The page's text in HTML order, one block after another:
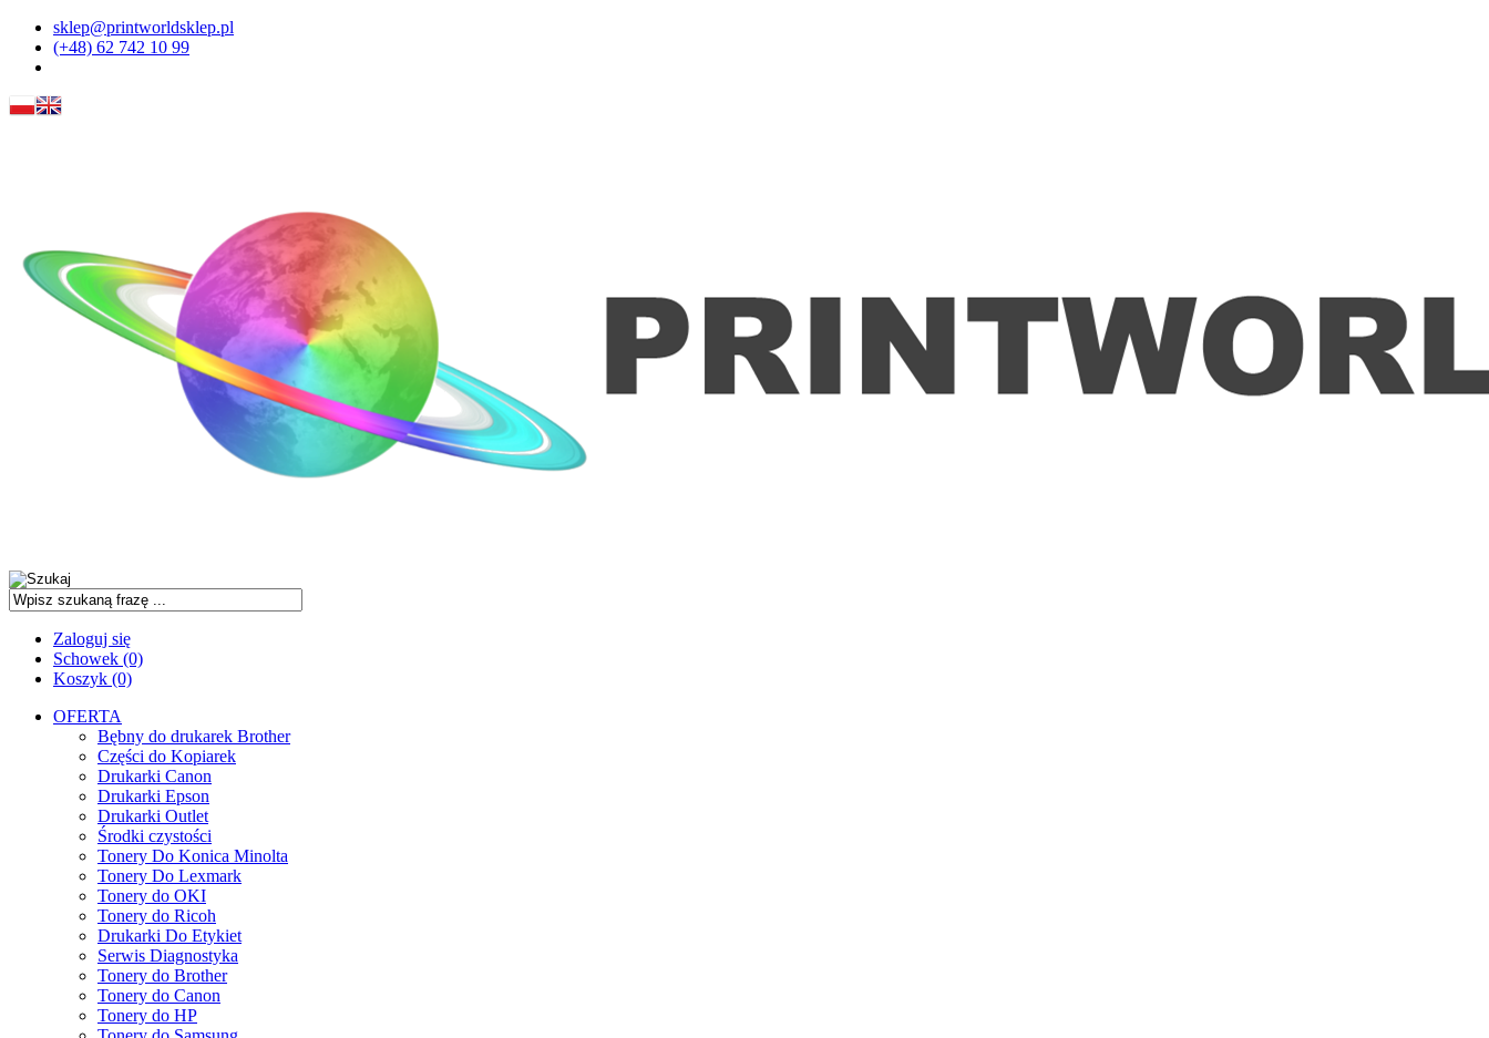
sklep@printworldsklep.pl
(+48) 62 742 10 99
Zaloguj się
Schowek (0)
Koszyk (0)
OFERTA
Bębny do drukarek Brother
Części do Kopiarek
Drukarki Canon
Drukarki Epson
Drukarki Outlet
Środki czystości
Tonery Do Konica Minolta
Tonery Do Lexmark
Tonery do OKI
Tonery do Ricoh
Drukarki Do Etykiet
Serwis Diagnostyka
Tonery do Brother
Tonery do Canon
Tonery do HP